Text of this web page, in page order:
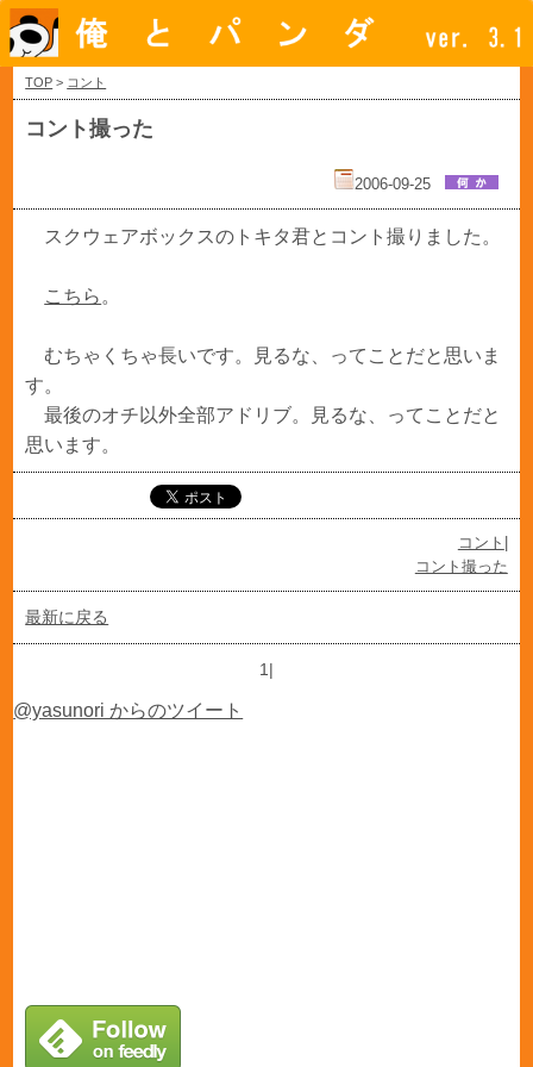
TOP > コント
コント撮った
2006-09-25
スクウェアボックスのトキタ君とコント撮りました。
こちら 。
むちゃくちゃ長いです。見るな、ってことだと思いま
す。
最後のオチ以外全部アドリブ。見るな、ってことだと
思います。
コント
コント撮った
最新に戻る
1|
@yasunori からのツイート